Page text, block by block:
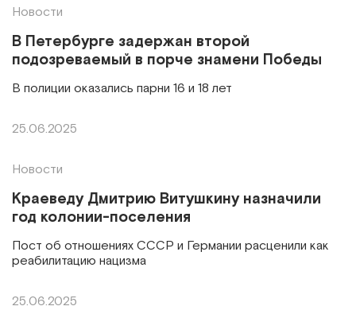
Новости
В Петербурге задержан второй
подозреваемый в порче знамени Победы
В полиции оказались парни 16 и 18 лет
25.06.2025
Новости
Краеведу Дмитрию Витушкину назначили
год колонии-поселения
Пост об отношениях СССР и Германии расценили как
реабилитацию нацизма
25.06.2025